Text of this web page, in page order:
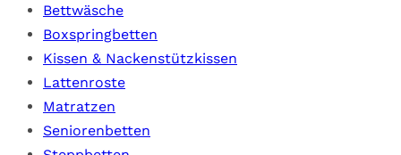
Bettwäsche
Boxspringbetten
Kissen & Nackenstützkissen
Lattenroste
Matratzen
Seniorenbetten